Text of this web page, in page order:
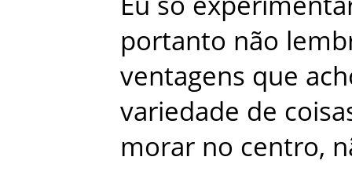
portanto não
ventagens que
variedade de
morar no centro,